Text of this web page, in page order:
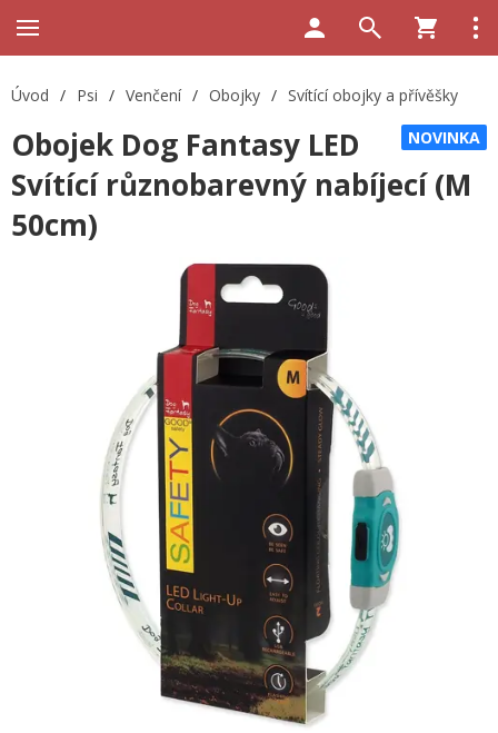
Úvod / Psi / Venčení / Obojky / Svítící obojky a přívěšky
NOVINKA
Obojek Dog Fantasy LED
Svítící různobarevný nabíjecí (M
50cm)